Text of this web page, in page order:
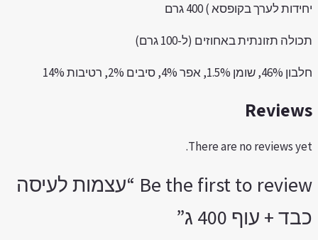
לערךבקופסא) 400 גרם
תזונתית באחוזים (ל-100 גרם)
שומן 1.5%, אפר 4%, סיבים 2%, רטיבות 14%
There are no reviews
Be the first to review “עצמות לעיסה
+ עוף 400 ג”